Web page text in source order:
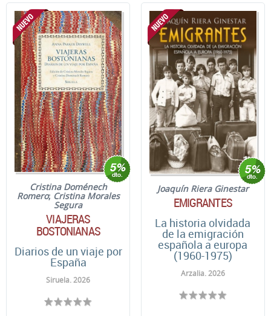
Cristina Doménech
Romero; Cristina Morales
Segura
VIAJERAS
BOSTONIANAS
Diarios de un viaje por
España
Siruela. 2026
Joaquín Riera Ginestar
EMIGRANTES
La historia olvidada
de la emigración
española a europa
(1960-1975)
Arzalia. 2026